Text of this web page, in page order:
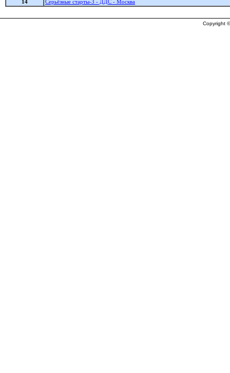
14 Серьёзные старты-3 - ДДС - Москва
Copyright